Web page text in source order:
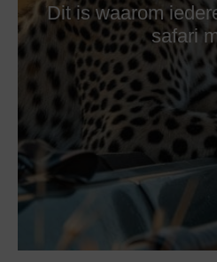
Dit is waarom
safari